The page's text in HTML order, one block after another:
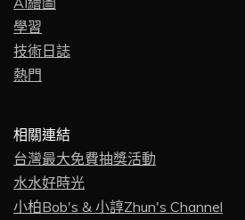
學習
技術日誌
熱門
相關連結
台灣最大免費抽獎活動
水水好時光
小柏Bob's & 小諄Zhun's Channel